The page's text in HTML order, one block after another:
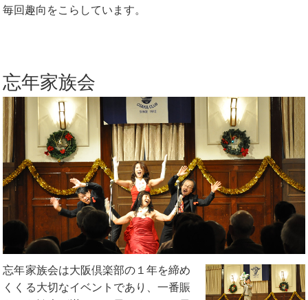
毎回趣向をこらしています。
忘年家族会
忘年家族会は大阪倶楽部の１年を締め
くくる大切なイベントであり、一番賑